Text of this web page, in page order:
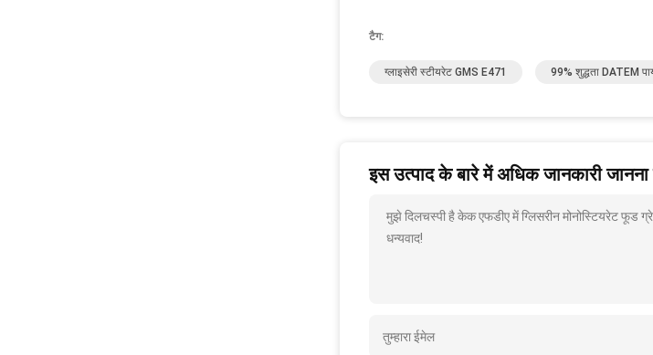
टैग:
ग्लाइसेरी स्टीयरेट GMS E471 99% शुद्धता DATEM
इस उत्पाद के बारे में अधिक जानकारी
मुझे दिलचस्पी है केक एफडीए में ग्लिसरीन मोनोस्टियरेट फूड
धन्यवाद!